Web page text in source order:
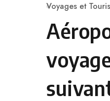
Category
Voyages et